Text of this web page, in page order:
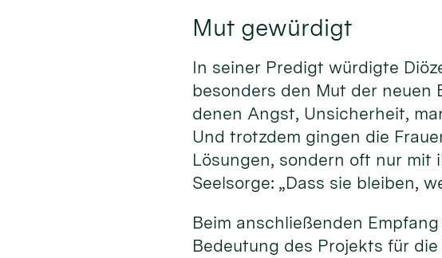
Mut gewürdigt
In seiner Predigt würdigte
besonders den Mut der neuen
denen Angst, Unsicherheit,
Und trotzdem gingen die
Lösungen, sondern oft nur mit
Seelsorge: „Dass sie bleiben,
Beim anschließenden
Bedeutung des Projekts für